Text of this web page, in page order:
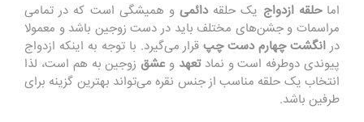
اماحلقه ازدواج یک حلقهدائمیو همیشگی است که در تمامی
مراسمات و جشن‌های مختلف باید در دست زوجین باشد و معمولا
در انگشت چهارم دست چپقرار می‌گیرد. با توجه به اینکه ازدواج
پیوندی دوطرفه است و نمادتعهد و عشق زوجین به هم است، لذا
انتخاب یک حلقه مناسب از جنس نقره می‌تواند بهترین گزینه برای
طرفین باشد.